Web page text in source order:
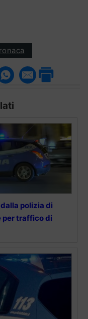
polizia di
per traffico di